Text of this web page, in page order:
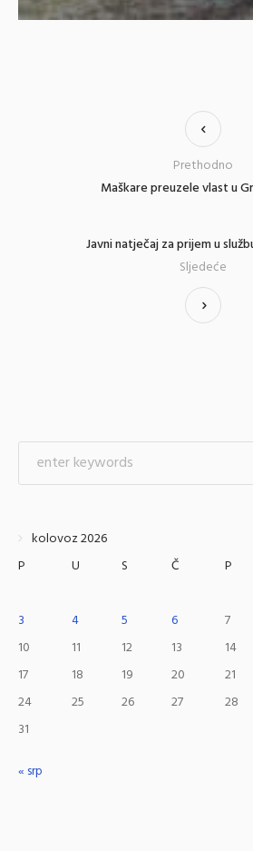
Maškare preuzele vlast u
Prethodno
Javni natječaj za prijem u
Sljedeće
kolovoz 2026
P
U S Č P
3
4 5 6 7
10
11 12 13 14
17
18 19 20 21
24
25 26 27 28
31
« srp